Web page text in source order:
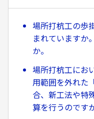
場所打杭工の歩
まれていますか
か。
場所打杭工にお
用範囲を外れた
合、新工法や特
算を行うのです